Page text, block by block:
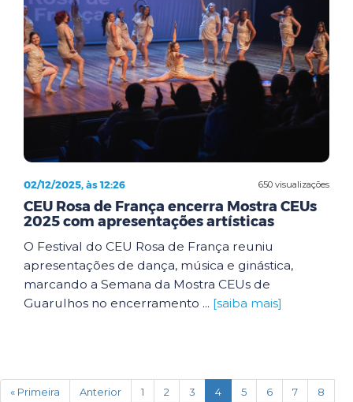
650 visualizações
02/12/2025, às 12:26
CEU Rosa de França encerra Mostra CEUs
2025 com apresentações artísticas
O Festival do CEU Rosa de França reuniu
apresentações de dança, música e ginástica,
marcando a Semana da Mostra CEUs de
Guarulhos no encerramento ... [saiba mais]
« Primeira Anterior 1 2 3 4(current)
5 6 7
8